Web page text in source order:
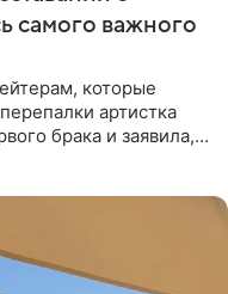
самого важного
которые
артистка
брака и заявила,